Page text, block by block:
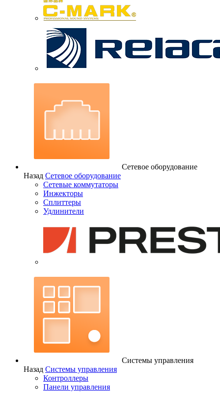
Сетевое оборудование
Назад Сетевое оборудование
Сетевые коммутаторы
Инжекторы
Сплиттеры
Удлинители
Системы управления
Назад Системы управления
Контроллеры
Панели управления